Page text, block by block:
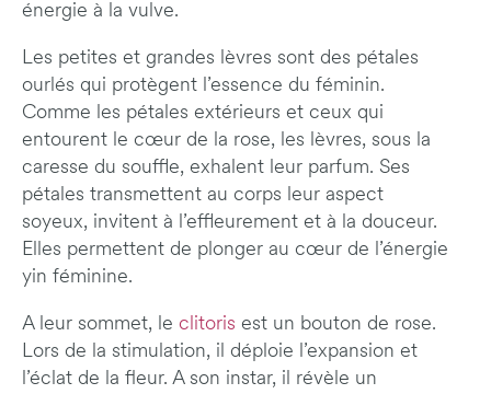
énergie à la vulve.
Les petites et grandes lèvres sont des pétales
ourlés qui protègent l’essence du féminin.
Comme les pétales extérieurs et ceux qui
entourent le cœur de la rose, les lèvres, sous la
caresse du souffle, exhalent leur parfum. Ses
pétales transmettent au corps leur aspect
soyeux, invitent à l’effleurement et à la douceur.
Elles permettent de plonger au cœur de l’énergie
yin féminine.
A leur sommet, le clitoris est un bouton de rose.
Lors de la stimulation, il déploie l’expansion et
l’éclat de la fleur. A son instar, il révèle un